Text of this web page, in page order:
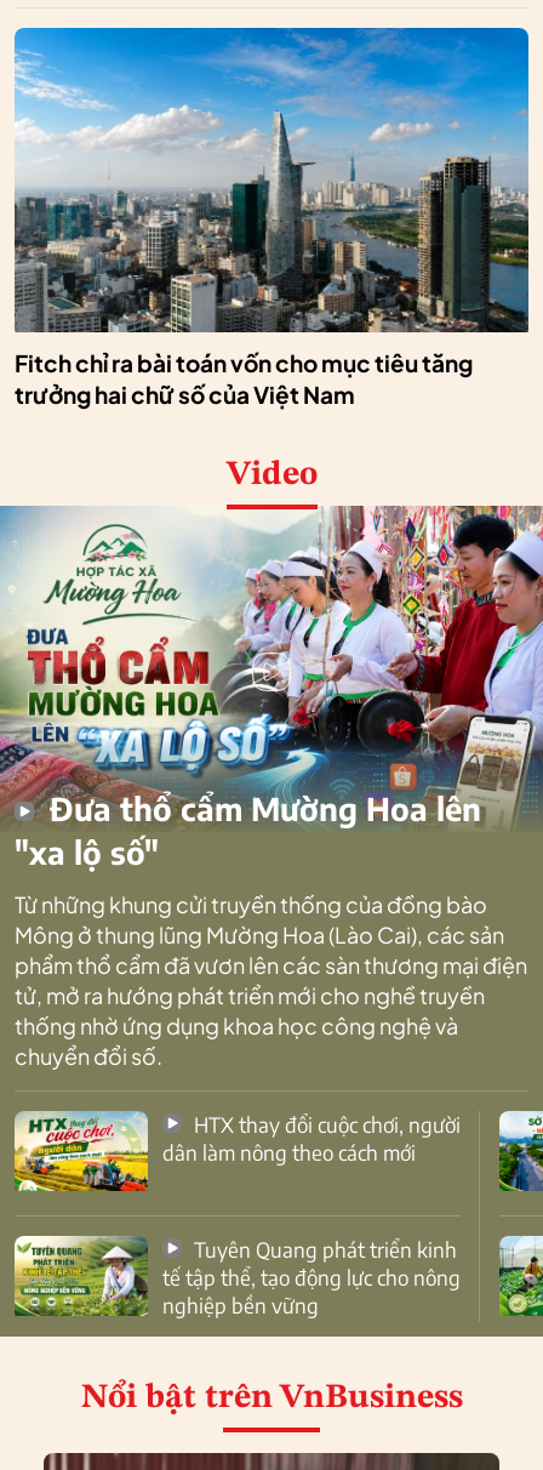
Fitch chỉ ra bài toán vốn cho mục tiêu tăng
trưởng hai chữ số của Việt Nam
Video
Đưa thổ cẩm Mường Hoa lên
"xa lộ số"
Từ những khung cửi truyền thống của đồng bào
Mông ở thung lũng Mường Hoa (Lào Cai), các sản
phẩm thổ cẩm đã vươn lên các sàn thương mại điện
tử, mở ra hướng phát triển mới cho nghề truyền
thống nhờ ứng dụng khoa học công nghệ và
chuyển đổi số.
dân làm nông theo cách mới
tế tập thể, tạo động lực cho nông
nghiệp bền vững
Nổi bật trên VnBusiness